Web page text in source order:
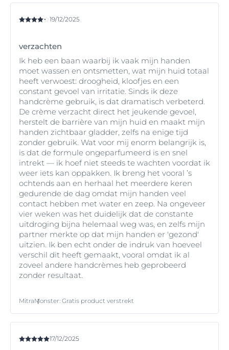
19/12/2025
verzachten
Ik heb een baan waarbij ik vaak mijn handen
moet wassen en ontsmetten, wat mijn huid totaal
heeft verwoest: droogheid, kloofjes en een
constant gevoel van irritatie. Sinds ik deze
handcrème gebruik, is dat dramatisch verbeterd.
De crème verzacht direct het jeukende gevoel,
herstelt de barrière van mijn huid en maakt mijn
handen zichtbaar gladder, zelfs na enige tijd
zonder gebruik. Wat voor mij enorm belangrijk is,
is dat de formule ongeparfumeerd is en snel
intrekt — ik hoef niet steeds te wachten voordat ik
weer iets kan oppakken. Ik breng het vooral ’s
ochtends aan en herhaal het meerdere keren
gedurende de dag omdat mijn handen veel
contact hebben met water en zeep. Na ongeveer
vier weken was het duidelijk dat de constante
uitdroging bijna helemaal weg was, en zelfs mijn
partner merkte op dat mijn handen er 'gezond'
uitzien. Ik ben echt onder de indruk van hoeveel
verschil dit heeft gemaakt, vooral omdat ik al
zoveel andere handcrèmes heb geprobeerd
zonder resultaat.
MitraMonster: Gratis product verstrekt
17/12/2025